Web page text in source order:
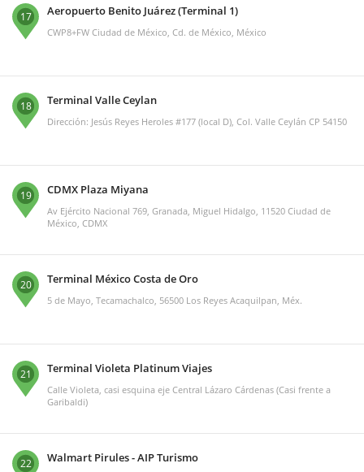
17 Aeropuerto Benito Juárez (Terminal 1)
CWP8+FW Ciudad de México, Cd. de México, México
18 Terminal Valle Ceylan
Dirección: Jesús Reyes Heroles #177 (local D), Col. Valle Ceylán CP 54150
19 CDMX Plaza Miyana
Av Ejército Nacional 769, Granada, Miguel Hidalgo, 11520 Ciudad de
México, CDMX
20 Terminal México Costa de Oro
5 de Mayo, Tecamachalco, 56500 Los Reyes Acaquilpan, Méx.
21 Terminal Violeta Platinum Viajes
Calle Violeta, casi esquina eje Central Lázaro Cárdenas (Casi frente a
Garibaldi)
22 Walmart Pirules - AIP Turismo